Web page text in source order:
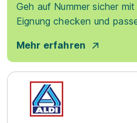
Geh auf Nummer sicher
Eignung checken und
Mehr erfahren